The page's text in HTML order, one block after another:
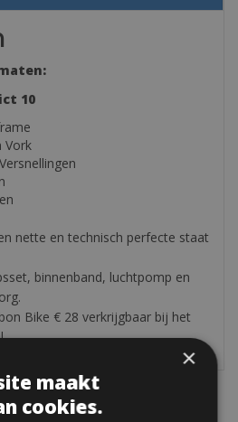
10
Vork
nette en technisch perfecte staat
binnenband, luchtpomp en
Bike € 28 verkrijgbaar bij het
×
maakt
cookies.